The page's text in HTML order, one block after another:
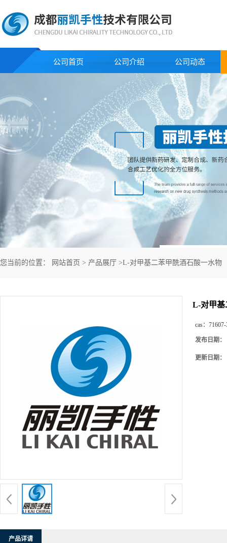
公司首页 公司介绍 公司动态
您当前的位置： 网站首页 > 产品展厅 >L-对甲基二苯甲酰酒石酸一水物
L-对甲基
cas：
发布日期：
更新日期：
产品详请